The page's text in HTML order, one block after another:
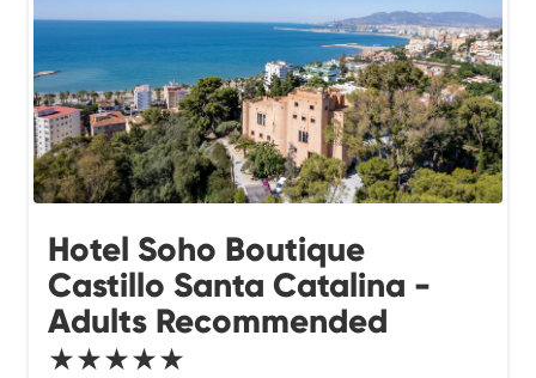
Hotel Soho Boutique
Castillo Santa Catalina -
Adults Recommended
★★★★★